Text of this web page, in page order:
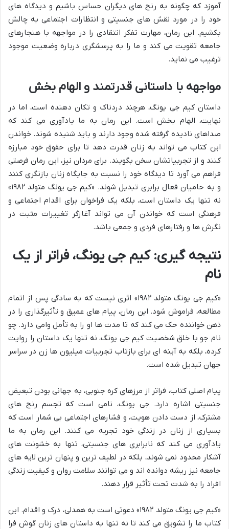
آموزد که چگونه به رنج های دیگران حساس باشیم و دیدگاه های
خود را در مورد نقش های جنسیتی و انتظارات اجتماعی به چالش
بکشیم. این رمان، مهارت تفکر انتقادی را در مواجهه با هنجارهای
جامعه تقویت می کند و ما را به پرسشگری درباره وضعیت موجود
ترغیب می نماید.
مواجهه با داستانی قدرتمند و الهام بخش
داستان کیم جی یونگ، هرچند دردناک و تکان دهنده است، اما در
نهایت، الهام بخش است. این رمان به ما یادآوری می کند که
صداهای نادیده گرفته شده وجود دارند و باید شنیده شوند. خواندن
این کتاب می تواند به زنان قدرت دهد تا برای حقوق خود مبارزه
کنند و از تجربیاتشان سخن بگویند. برای مردان نیز، این رمان فرصتی
فراهم می آورد تا دیدگاه خود را نسبت به جایگاه زنان بازنگری کنند
و به حامیان فعال برابری تبدیل شوند. «کیم جی یونگ متولد ۱۹۸۲»
نه تنها یک داستان است، بلکه یک فراخوان برای اقدام اجتماعی و
فرهنگی است که خواندن آن می تواند آغازگر تغییرات مثبت در
نگرش ها و رفتارهای فردی و جمعی باشد.
نتیجه گیری: کیم جی یونگ، فراتر از یک
نام
«کیم جی یونگ متولد ۱۹۸۲» اثری نیست که به سادگی پس از اتمام
مطالعه، فراموش شود. این رمان، پیام های عمیق و تأثیرگذاری را در
ذهن خواننده حک می کند که تا مدت ها او را به تأمل وامی دارد. چو
نام جو با خلق شخصیت کیم جی یونگ، نه تنها یک داستان را روایت
کرده، بلکه به آینه ای برای بازتاب تجربیات میلیون ها زن در سراسر
جهان تبدیل شده است.
پیام اصلی کتاب، فراتر از مرزهای کره جنوبی، به جهانی بودن تبعیض
جنسیتی اشاره دارد. جی یونگ، نامی است که تجسم رنج های
مشترک، از دست دادن هویت، و فشارهای اجتماعی بی شمار است که
بسیاری از زنان در زندگی خود تجربه می کنند. این رمان به ما
یادآوری می کند که نابرابری های جنسیتی، تنها به خشونت های
آشکار محدود نمی شوند، بلکه در لطیف ترین و پنهان ترین لایه های
جامعه نیز ریشه دوانده اند و می توانند سلامت روان و کیفیت زندگی
افراد را به شدت تحت تأثیر قرار دهند.
«کیم جی یونگ متولد ۱۹۸۲» دعوتی است به همدلی، درک و اقدام. این
کتاب ما را تشویق می کند تا نه تنها به داستان های زنان گوش فرا